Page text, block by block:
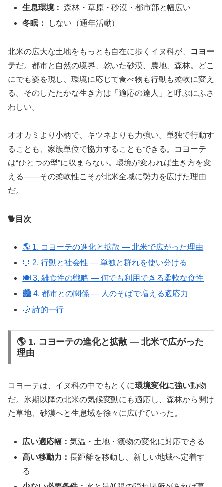
生息環境： 森林・草原・砂漠・都市部と幅広い
冬眠：
しない（通年活動）
北米の広大な土地をもっとも自在に歩くイヌ科が、
コヨー
テだ。都市と自然の境界、乾いた砂漠、農地、森林。どこ
にでも姿を現し、環境に応じて食べ物も行動も柔軟に変え
る。そのしたたかな生き方は「適応の達人」と呼ぶにふさ
わしい。
オオカミより小柄で、キツネよりも力強い。単独で行動す
ることも、家族単位で協力することもできる。コヨーテ
は“ひとつの型”に収まらない。環境が変われば生き方を変
える――その柔軟性こそが北米全域に勢力を広げた理由
だ。
🐕目次
🌎 1. コヨーテの進化と拡散 ― 北米で広がった理由
🦊 2. 行動と社会性 ― 単独と群れを使い分ける
🍽 3. 雑食性の戦略 ― 何でも利用できる柔軟な食性
🏙 4. 都市との関係 ― 人のそばで増える適応力
🌙 詩的一行
🌎 1. コヨーテの進化と拡散 ― 北米で広がった
理由
コヨーテは、イヌ科の中でもとくに環境変化に強い動物
だ。氷期以降の北米の気候変動にも適応し、森林から開け
た草地、砂漠へと生息域を徐々に広げていった。
広い適応幅：気温・土地・獲物の変化に対応できる
高い移動力：長距離を移動し、新しい地域へ定着す
る